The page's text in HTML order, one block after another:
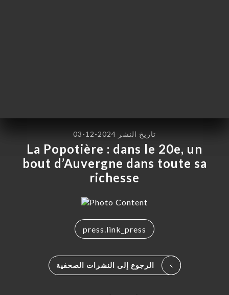
تاريخ النشر 2024-12-03
La Popotière : dans le 20e, un
bout d’Auvergne dans toute sa
richesse
press.link_press
الرجوع إلى النشرات الصحفية